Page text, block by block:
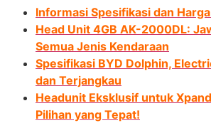
Informasi Spesifikasi dan
Head Unit 4GB AK-2000DL:
Semua Jenis Kendaraan
Spesifikasi BYD Dolphin,
dan Terjangkau
Headunit Eksklusif untuk
Pilihan yang Tepat!